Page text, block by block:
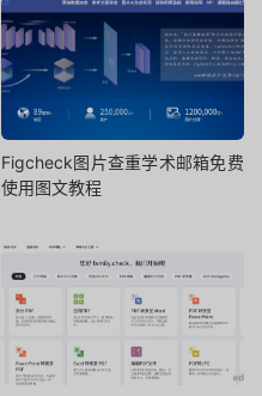
Figcheck图片查重学术邮箱免费
使用图文教程